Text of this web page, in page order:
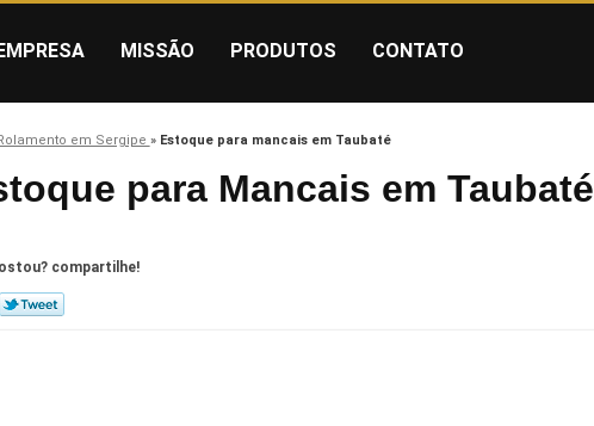
MISSÃO PRODUTOS CONTATO
em Sergipe » Estoque para mancais em Taubaté
para Mancais em Taubaté
compartilhe!